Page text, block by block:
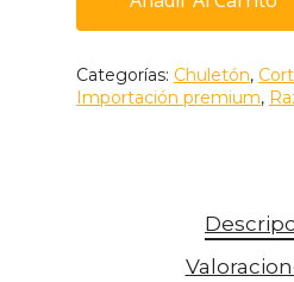
Categorías: Chuletón,
Importación premium,